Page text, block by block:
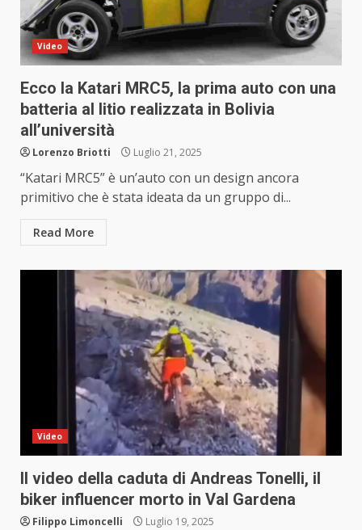
Video
Ecco la Katari MRC5, la prima auto con una
batteria al litio realizzata in Bolivia
all’università
Lorenzo Briotti Luglio 21, 2025
“Katari MRC5” è un’auto con un design ancora
primitivo che è stata ideata da un gruppo di...
Read More
Video
Il video della caduta di Andreas Tonelli, il
biker influencer morto in Val Gardena
Filippo Limoncelli Luglio 19, 2025